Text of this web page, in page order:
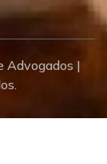
Advogados |